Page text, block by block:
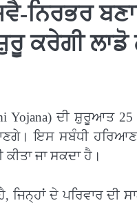
ਨਿਰਭਰ
ਕਰੇਗੀ ਲਾਡੋ
Yojana) ਦੀ ਸ਼ੁਰੂਆਤ
ਇਸ ਸਬੰਧੀ
ਜਾ ਸਕਦਾ ਹੈ।
ਦੇ ਪਰਿਵਾਰ ਦੀ